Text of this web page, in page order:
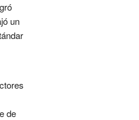
un
de